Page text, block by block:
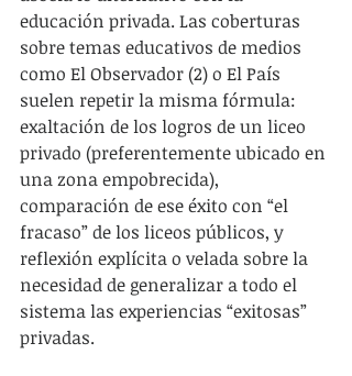
educación privada. Las coberturas
sobre temas educativos de medios
como El Observador (2) o El País
suelen repetir la misma fórmula:
exaltación de los logros de un liceo
privado (preferentemente ubicado en
una zona empobrecida),
comparación de ese éxito con “el
fracaso” de los liceos públicos, y
reflexión explícita o velada sobre la
necesidad de generalizar a todo el
sistema las experiencias “exitosas”
privadas.